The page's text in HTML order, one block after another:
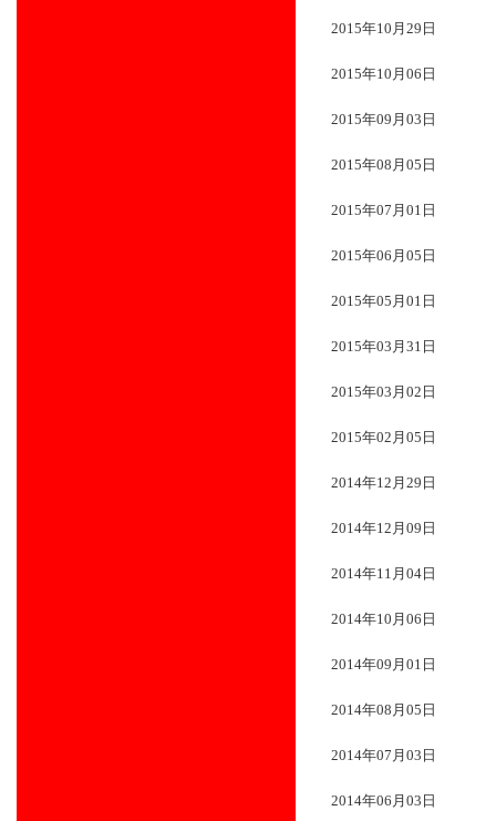
2015年10月29日
2015年10月06日
2015年09月03日
2015年08月05日
2015年07月01日
2015年06月05日
2015年05月01日
2015年03月31日
2015年03月02日
2015年02月05日
2014年12月29日
2014年12月09日
2014年11月04日
2014年10月06日
2014年09月01日
2014年08月05日
2014年07月03日
2014年06月03日